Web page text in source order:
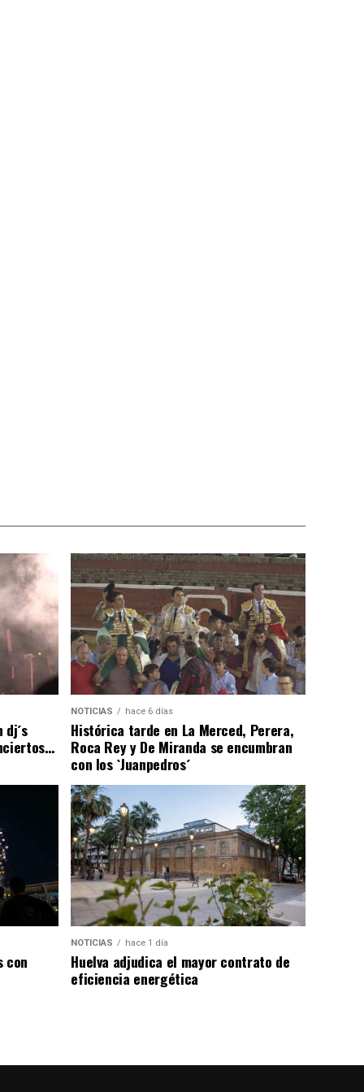
NOTICIAS hace 6 días
Histórica tarde en La Merced, Perera,
Roca Rey y De Miranda se encumbran
con los `Juanpedros´
con
NOTICIAS hace 1 día
Huelva adjudica el mayor contrato de
eficiencia energética